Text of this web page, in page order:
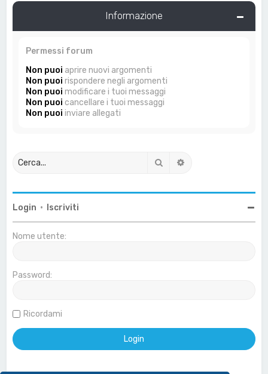
Informazione
Permessi forum
Non puoi aprire nuovi argomenti
Non puoi rispondere negli argomenti
Non puoi modificare i tuoi messaggi
Non puoi cancellare i tuoi messaggi
Non puoi inviare allegati
Cerca
Login • Iscriviti
Nome utente:
Password:
Ricordami